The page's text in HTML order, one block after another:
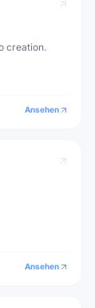
creation.
Ansehen
Ansehen